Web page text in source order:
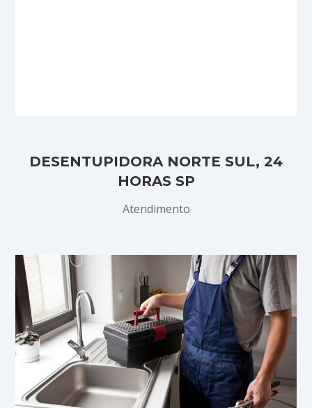
DESENTUPIDORA NORTE SUL, 24
HORAS SP
Atendimento